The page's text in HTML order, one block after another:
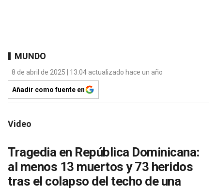
MUNDO
8 de abril de 2025 | 13:04 actualizado hace un año
Añadir como fuente en
Video
Tragedia en República Dominicana:
al menos 13 muertos y 73 heridos
tras el colapso del techo de una